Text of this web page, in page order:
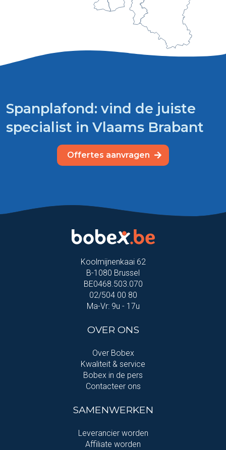
Spanplafond: vind de juiste
specialist in Vlaams Brabant
Offertes aanvragen
Koolmijnenkaai 62
B-1080 Brussel
BE0468.503.070
02/504 00 80
Ma-Vr: 9u - 17u
OVER ONS
Over Bobex
Kwaliteit & service
Bobex in de pers
Contacteer ons
SAMENWERKEN
Leverancier worden
Affiliate worden